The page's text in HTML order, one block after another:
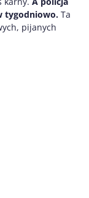
tygodniowo. Ta
pijanych